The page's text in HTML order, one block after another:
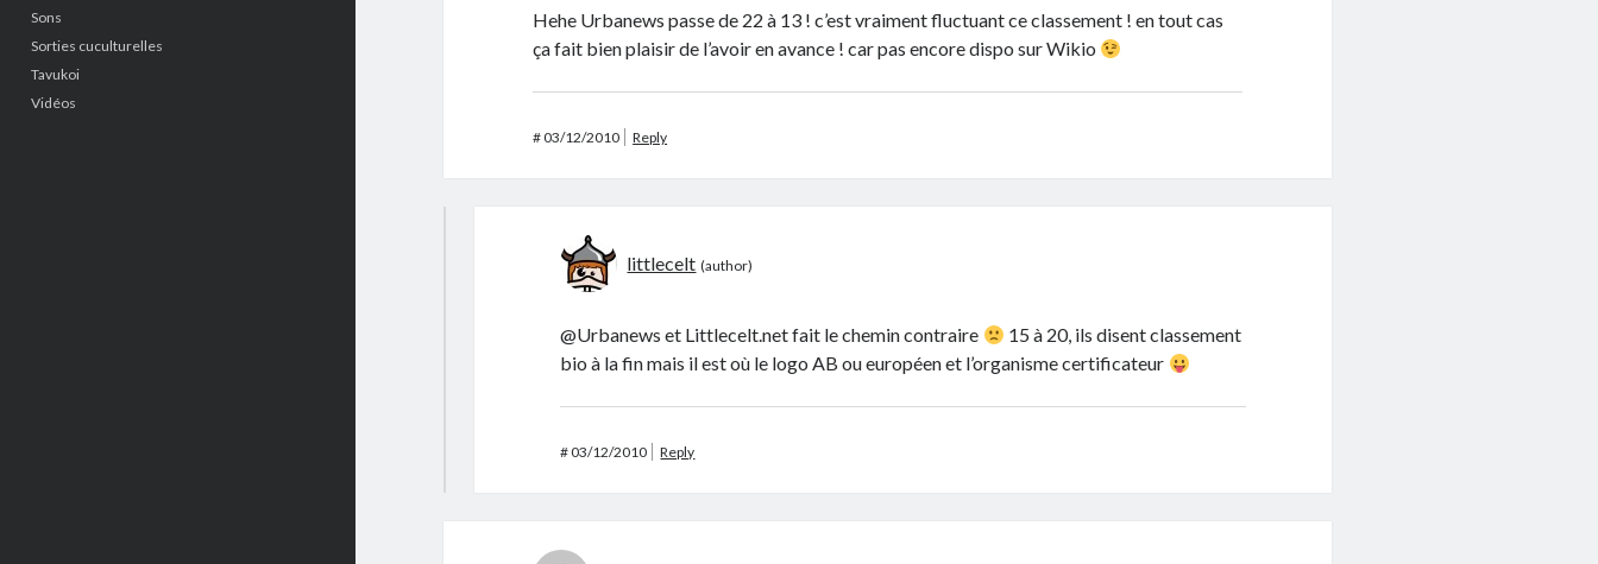
Sons
Sorties cuculturelles
Tavukoi
Vidéos
Hehe Urbanews passe de 22 à 13 ! c’est vraiment fluctuant ce classement ! en tout cas
ça fait bien plaisir de l’avoir en avance ! car pas encore dispo sur Wikio
#03/12/2010 Reply
littlecelt
@Urbanews et Littlecelt.net fait le chemin contraire
15 à 20, ils disent classement
bio à la fin mais il est où le logo AB ou européen et l’organisme certificateur
#03/12/2010 Reply